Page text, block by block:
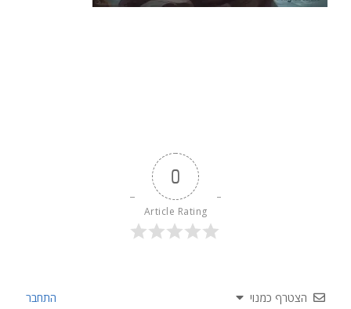
0
Article Rating
הצטרף כמנוי התחבר